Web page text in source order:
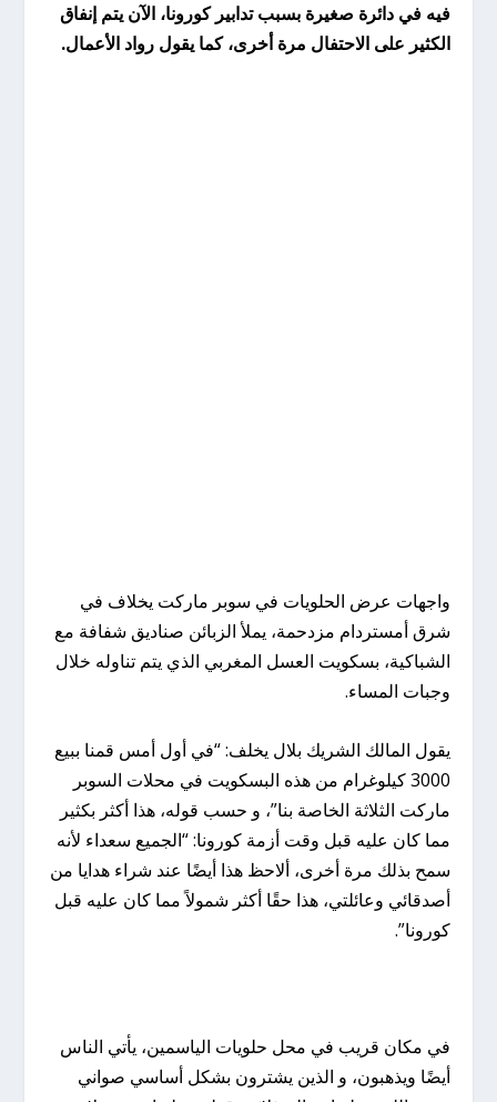
فيه في دائرة صغيرة بسبب تدابير كورونا، الآن يتم إنفاق
الكثير على الاحتفال مرة أخرى، كما يقول رواد الأعمال.
واجهات عرض الحلويات في سوبر ماركت يخلاف في
شرق أمستردام مزدحمة، يملأ الزبائن صناديق شفافة مع
الشباكية، بسكويت العسل المغربي الذي يتم تناوله خلال
وجبات المساء.
يقول المالك الشريك بلال يخلف: “في أول أمس قمنا ببيع
3000 كيلوغرام من هذه البسكويت في محلات السوبر
ماركت الثلاثة الخاصة بنا”، و حسب قوله، هذا أكثر بكثير
مما كان عليه قبل وقت أزمة كورونا: “الجميع سعداء لأنه
سمح بذلك مرة أخرى، ألاحظ هذا أيضًا عند شراء هدايا من
أصدقائي وعائلتي، هذا حقًا أكثر شمولاً مما كان عليه قبل
كورونا”.
في مكان قريب في محل حلويات الياسمين، يأتي الناس
أيضًا ويذهبون، و الذين يشترون بشكل أساسي صواني